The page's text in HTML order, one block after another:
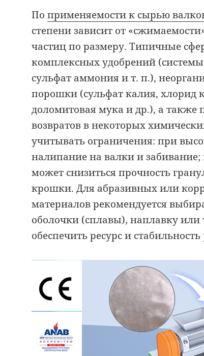
Поприменяемости к сырью
степени зависит от
частиц по размеру. Типичные
комплексных удобрений
сульфат аммония и т. п.),
порошки (сульфат калия, хлорид
доломитовая мука и др.), а также
возвратов в некоторых
учитывать ограничения: при
налипание на валки и забивание;
может снизиться прочность
крошки. Для абразивных или
материалов рекомендуется
оболочки (сплавы), наплавку или
обеспечить ресурс и